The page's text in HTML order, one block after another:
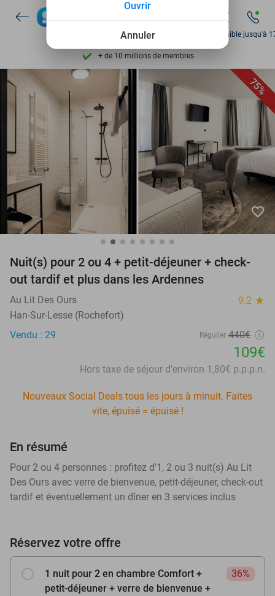
+ de 10 millions de membres
Découvrez + de 15.000 deals
Disponible 7 jours par semaine
+ de 10 millions de membres
Disponible jusqu'à
75%
favorite_border
Nuit(s) pour 2 ou 4 + petit-déjeuner + check-
out tardif et plus dans les Ardennes
Au Lit Des Ours 9.2 star
Han-Sur-Lesse (Rochefort)
Vendu : 29
Régulier 440€
109€
Hors taxe de séjour d'environ 1,80€ p.p.p.n.
Nouveaux Social Deals tous les jours à minuit. Faites
vite, épuisé = épuisé !
En résumé
Pour 2 ou 4 personnes : profitez d'1, 2 ou 3 nuit(s) Au Lit
Des Ours avec verre de bienvenue, petit-déjeuner, check-out
tardif et éventuellement un dîner en 3 services inclus
Réservez votre offre
1 nuit pour 2 en chambre Comfort +
petit-déjeuner + verre de bienvenue +
36%
Annuler
Ouvrir